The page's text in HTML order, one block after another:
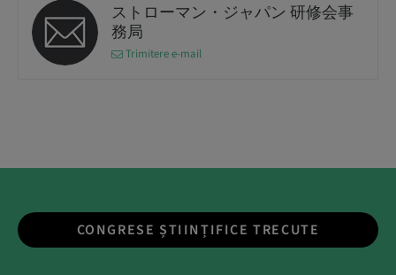
ストローマン・ジャパン 研修会事
務局
Trimitere e-mail
CONGRESE ȘTIINȚIFICE TRECUTE